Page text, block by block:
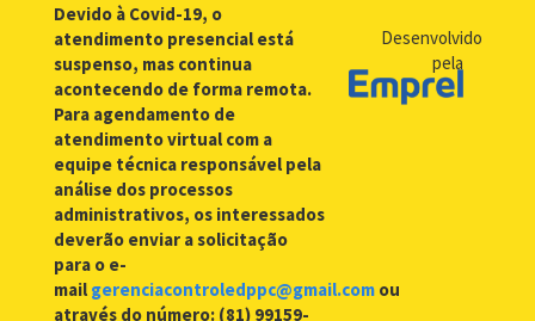
Devido à Covid-19, o
atendimento presencial está
suspenso, mas continua
acontecendo de forma remota.
Para agendamento de
atendimento virtual com a
equipe técnica responsável pela
análise dos processos
administrativos, os interessados
deverão enviar a solicitação
para o e-
mail gerenciacontroledppc@gmail.com ou
através do número: (81) 99159-
Desenvolvido
pela